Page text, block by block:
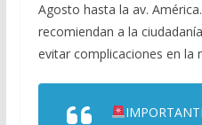
Agosto hasta la av.
recomiendan a la
evitar complicaciones en la